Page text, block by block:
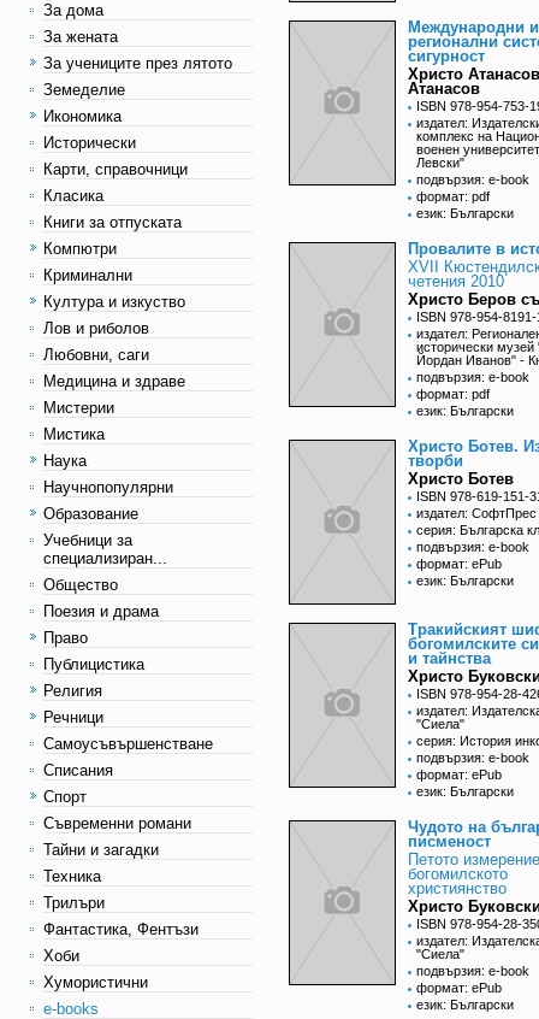
За дома
За жената
За учениците през лятото
Земеделие
Икономика
Исторически
Карти, справочници
Класика
Книги за отпуската
Компютри
Криминални
Култура и изкуство
Лов и риболов
Любовни, саги
Медицина и здраве
Мистерии
Мистика
Наука
Научнопопулярни
Образование
Учебници за
специализиран...
Общество
Поезия и драма
Право
Публицистика
Религия
Речници
Самоусъвършенстване
Списания
Спорт
Съвременни романи
Тайни и загадки
Техника
Трилъри
Фантастика, Фентъзи
Хоби
Хумористични
e-books
Международни и
регионални
сигурност
Христо Атанасов
Атанасов
ISBN 978-954-753-
издател:
комплекс на
военен
Левски"
подвързия: e-book
формат: pdf
език: Български
Провалите в
XVII
четения 2010
Христо Беров
ISBN 978-954-
издател:
исторически музей
Йордан Иванов" -
подвързия: e-book
формат: pdf
език: Български
Христо Ботев.
творби
Христо Ботев
ISBN 978-619-151-
издател: СофтПрес
серия: Българска
подвързия: e-book
формат: ePub
език: Български
Тракийският
богомилските
и тайнства
Христо
ISBN 978-954-28-
издател:
"Сиела"
серия: История
подвързия: e-book
формат: ePub
език: Български
Чудото на
писменост
Петото
богомилското
християнство
Христо
ISBN 978-954-28-
издател:
"Сиела"
подвързия: e-book
формат: ePub
език: Български